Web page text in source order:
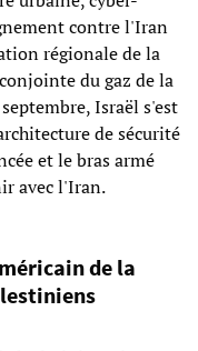
contre l'Iran
régionale de la
du gaz de la
Israël s'est
de sécurité
et le bras armé
avec l'Iran.
de la